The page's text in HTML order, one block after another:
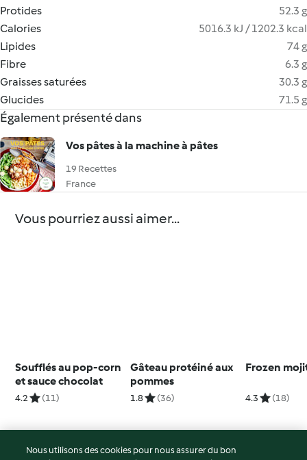
Protides
52.3 g
Calories
5016.3 kJ / 1202.3 kcal
Lipides
74 g
Fibre
6.3 g
Graisses saturées
30.3 g
Glucides
71.5 g
Également présenté dans
Vos pâtes à la machine à pâtes
19 Recettes
France
Vous pourriez aussi aimer...
Soufflés au pop-corn
et sauce chocolat
4.2 (11)
Gâteau protéiné aux
pommes
1.8 (36)
Frozen
4.3 (18)
Nous utilisons des cookies pour nous assurer du bon